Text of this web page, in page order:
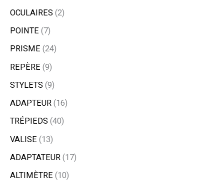
OCULAIRES 2
POINTE 7
PRISME 24
REPÈRE 9
STYLETS 9
ADAPTEUR 16
TRÉPIEDS 40
VALISE 13
ADAPTATEUR 17
ALTIMÈTRE 10